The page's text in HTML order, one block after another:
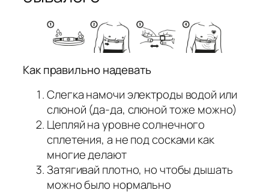
Как правильно надевать
Слегка намочи электроды водой или
слюной (да-да, слюной тоже можно)
Цепляй на уровне солнечного
сплетения, а не под сосками как
многие делают
Затягивай плотно, но чтобы дышать
можно было нормально